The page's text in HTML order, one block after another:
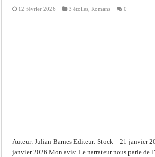
12 février 2026 3 étoiles ,Romans 0
Auteur: Julian Barnes Editeur: Stock – 21 janvier
janvier 2026 Mon avis: Le narrateur nous parle de